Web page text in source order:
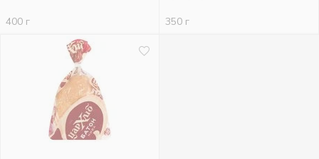
400 г 350 г